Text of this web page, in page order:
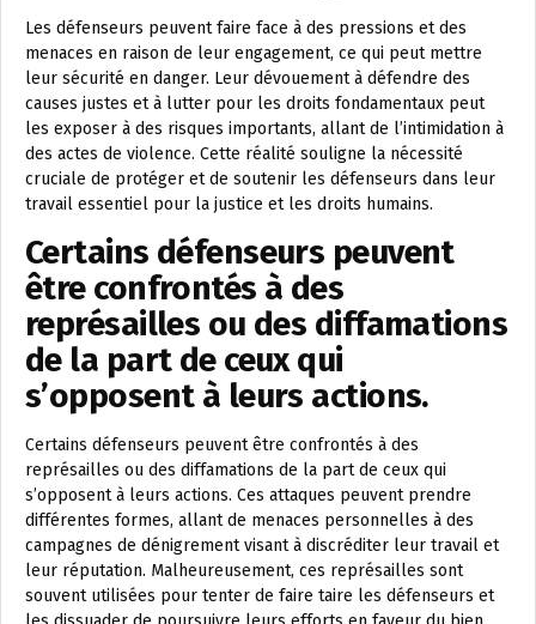
Les défenseurs peuvent faire face à des pressions et des
menaces en raison de leur engagement, ce qui peut mettre
leur sécurité en danger. Leur dévouement à défendre des
causes justes et à lutter pour les droits fondamentaux peut
les exposer à des risques importants, allant de l’intimidation à
des actes de violence. Cette réalité souligne la nécessité
cruciale de protéger et de soutenir les défenseurs dans leur
travail essentiel pour la justice et les droits humains.
Certains défenseurs peuvent
être confrontés à des
représailles ou des diffamations
de la part de ceux qui
s’opposent à leurs actions.
Certains défenseurs peuvent être confrontés à des
représailles ou des diffamations de la part de ceux qui
s’opposent à leurs actions. Ces attaques peuvent prendre
différentes formes, allant de menaces personnelles à des
campagnes de dénigrement visant à discréditer leur travail et
leur réputation. Malheureusement, ces représailles sont
souvent utilisées pour tenter de faire taire les défenseurs et